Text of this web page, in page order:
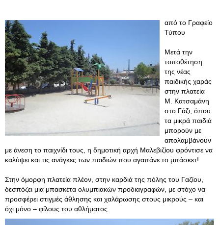
από το Γραφείο
Τύπου
Μετά την
τοποθέτηση
της νέας
παιδικής χαράς
στην πλατεία
Μ. Κατσαμάνη
στο Γάζι, όπου
τα μικρά παιδιά
μπορούν με
απολαμβάνουν
με άνεση το παιχνίδι τους, η δημοτική αρχή Μαλεβιζίου φρόντισε να
καλύψει και τις ανάγκες των παιδιών που αγαπάνε το μπάσκετ!
Στην όμορφη πλατεία πλέον, στην καρδιά της πόλης του Γαζίου,
δεσπόζει μια μπασκέτα ολυμπιακών προδιαγραφών, με στόχο να
προσφέρει στιγμές άθλησης και χαλάρωσης στους μικρούς – και
όχι μόνο – φίλους του αθλήματος.